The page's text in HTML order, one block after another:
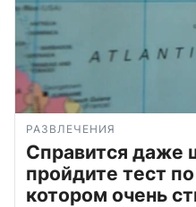
РАЗВЛЕЧЕНИЯ
Справится даже
пройдите тест
котором очень